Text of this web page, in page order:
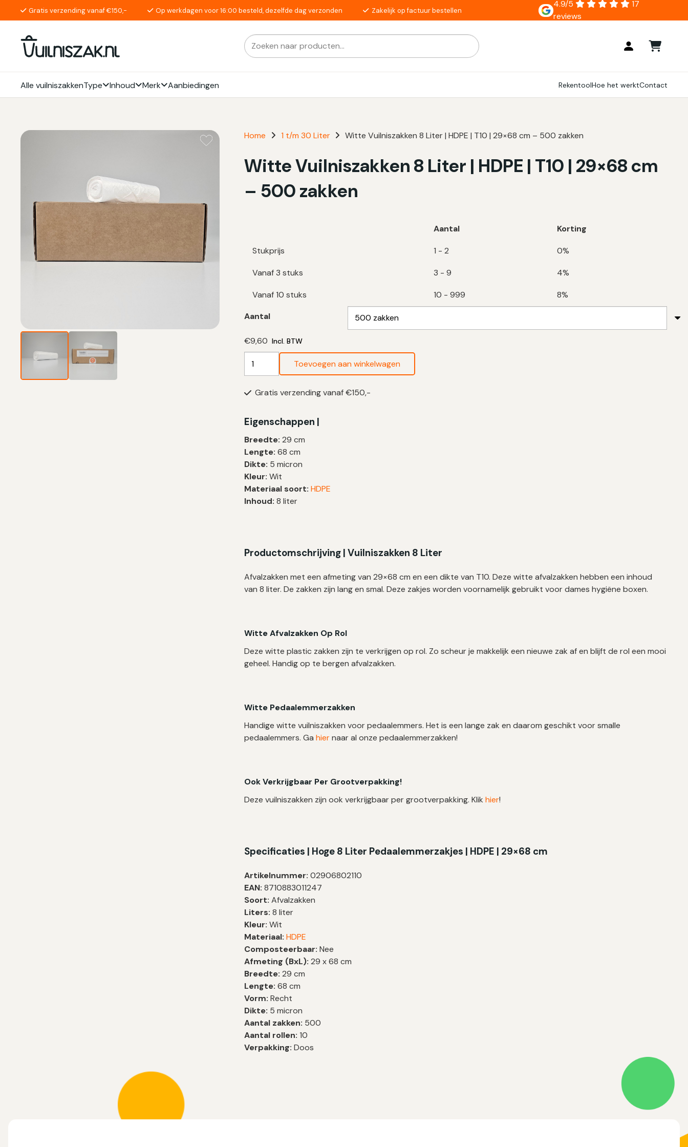
Gratis verzending vanaf €150,- Op werkdagen voor 16:00 besteld, dezelfde dag verzonden Zakelijk op factuur bestellen
4.9/5
17
reviews
Zoeken
naar:
Als de resultaten voor automatisch aanvullen beschikbaar zijn, gebruik de pijlen om omhoog en omlaag te gaan
Alle vuilniszakkenType Inhoud Merk Aanbiedingen RekentoolHoe het werktContact
Home 1 t/m 30 Liter Witte Vuilniszakken 8 Liter | HDPE | T10 | 29×68 cm – 500 zakken
Witte Vuilniszakken 8 Liter | HDPE | T10 | 29×68 cm
– 500 zakken
Aantal Korting
Stukprijs 1 - 2 0%
Vanaf 3 stuks 3 - 9 4%
Vanaf 10 stuks 10 - 999
8%
Aantal
€9,60 Incl. BTW
Vuilniszakken
Liter
HDPE
T10
|
29x68
cm
–
500
Toevoegen aan winkelwagen
Gratis verzending vanaf €150,-
Eigenschappen |
Breedte: 29 cm
Lengte: 68 cm
Dikte: 5 micron
Kleur: Wit
Materiaal soort: HDPE
Inhoud: 8 liter
Productomschrijving | Vuilniszakken 8 Liter
Afvalzakken met een afmeting van 29×68 cm en een dikte van T10. Deze witte afvalzakken hebben een inhoud
van 8 liter. De zakken zijn lang en smal. Deze zakjes worden voornamelijk gebruikt voor dames hygiëne boxen.
Witte Afvalzakken Op Rol
Deze witte plastic zakken zijn te verkrijgen op rol. Zo scheur je makkelijk een nieuwe zak af en blijft de rol een mooi
geheel. Handig op te bergen afvalzakken.
Witte Pedaalemmerzakken
Handige witte vuilniszakken voor pedaalemmers. Het is een lange zak en daarom geschikt voor smalle
pedaalemmers. Gahiernaar al onze pedaalemmerzakken!
Ook Verkrijgbaar Per Grootverpakking!
Deze vuilniszakken zijn ook verkrijgbaar per grootverpakking. Klikhier!
Specificaties | Hoge 8 Liter Pedaalemmerzakjes | HDPE | 29×68 cm
Artikelnummer: 02906802110
EAN: 8710883011247
Soort: Afvalzakken
Liters: 8 liter
Kleur: Wit
Materiaal: HDPE
Composteerbaar:Nee
Afmeting (BxL): 29 x 68 cm
Breedte: 29 cm
Lengte: 68 cm
Vorm: Recht
Dikte: 5 micron
Aantal zakken: 500
Aantal rollen:10
Verpakking: Doos